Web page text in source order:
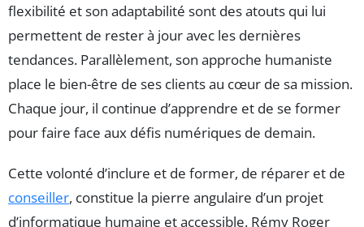
flexibilité et son adaptabilité sont des atouts qui lui
permettent de rester à jour avec les dernières
tendances. Parallèlement, son approche humaniste
place le bien-être de ses clients au cœur de sa mission.
Chaque jour, il continue d’apprendre et de se former
pour faire face aux défis numériques de demain.
Cette volonté d’inclure et de former, de réparer et de
conseiller, constitue la pierre angulaire d’un projet
d’informatique humaine et accessible. Rémy Roger